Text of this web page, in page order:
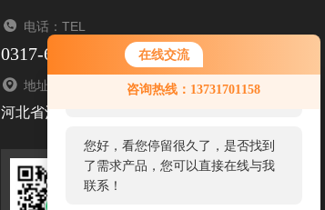
在线交流
咨询热线：13731701158
您好！欢迎前来咨询，很高兴为您
服务，请问您要咨询什么问题呢？
您好，看您停留很久了，是否找到
了需求产品，您可以直接在线与我
联系！
电话：TEL
0317-6347550/6341950
地址：ADDRESS
河北省沧州市盐山孙八里工业园133号